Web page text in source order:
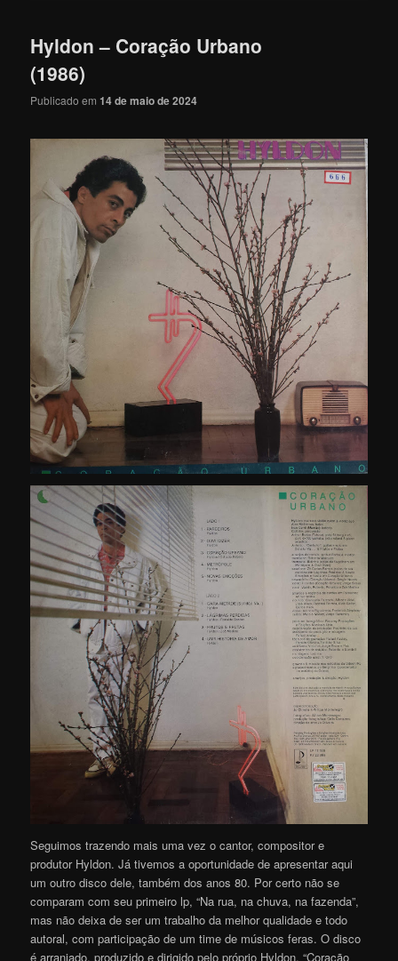
Hyldon – Coração Urbano
(1986)
Publicado em14 de maio de 2024
Seguimos trazendo mais uma vez o cantor, compositor e
produtor Hyldon. Já tivemos a oportunidade de apresentar aqui
um outro disco dele, também dos anos 80. Por certo não se
comparam com seu primeiro lp, “Na rua, na chuva, na fazenda”,
mas não deixa de ser um trabalho da melhor qualidade e todo
autoral, com participação de um time de músicos feras. O disco
é arranjado, produzido e dirigido pelo próprio Hyldon. “Coração